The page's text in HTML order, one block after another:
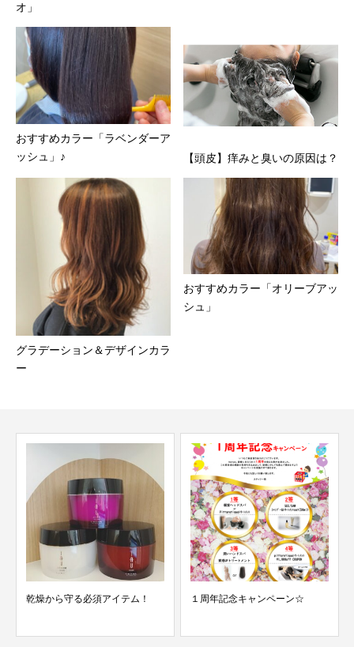
オ」
おすすめカラー「ラベンダーア
ッシュ」♪
【頭皮】痒みと臭いの原因は？
グラデーション＆デザインカラ
ー
おすすめカラー「オリーブアッ
シュ」
乾燥から守る必須アイテム！ １周年記念キャンペーン☆